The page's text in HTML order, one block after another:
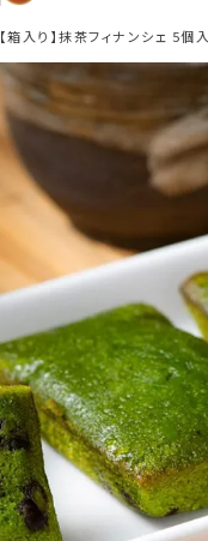
【箱入り】抹茶フィナンシェ 5個入